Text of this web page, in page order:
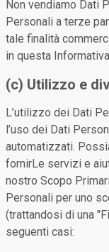
Non vendiamo Dati
Personali a terze
tale finalità
in questa
(c) Utilizzo e
L’utilizzo dei Dati
l’uso dei Dati
automatizzati.
fornirLe servizi e
nostro Scopo
Personali per uno
(trattandosi di una
seguenti casi: